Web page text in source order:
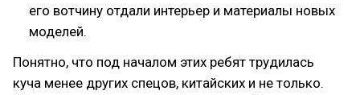
его вотчину отдали интерьер и материалы новых
моделей.
Понятно, что под началом этих ребят трудилась
куча менее других спецов, китайских и не только.